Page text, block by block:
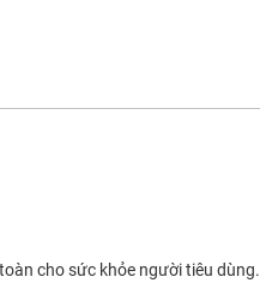
cho sức khỏe người tiêu dùng.